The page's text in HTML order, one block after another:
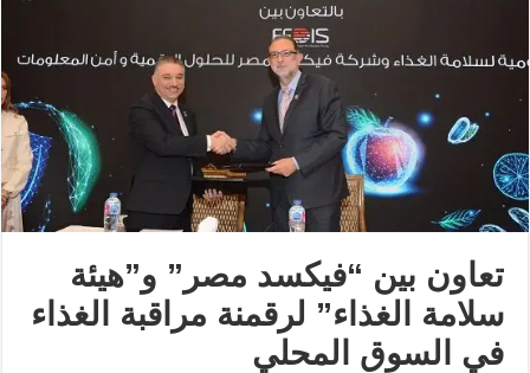
تعاون بين “فيكسد مصر” و”هيئة
سلامة الغذاء” لرقمنة مراقبة الغذاء
في السوق المحلي